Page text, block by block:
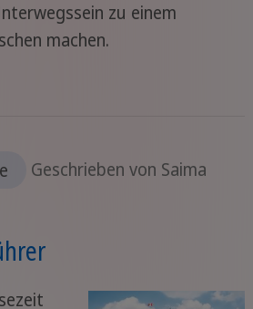
zu einem
machen.
Geschrieben von Saima